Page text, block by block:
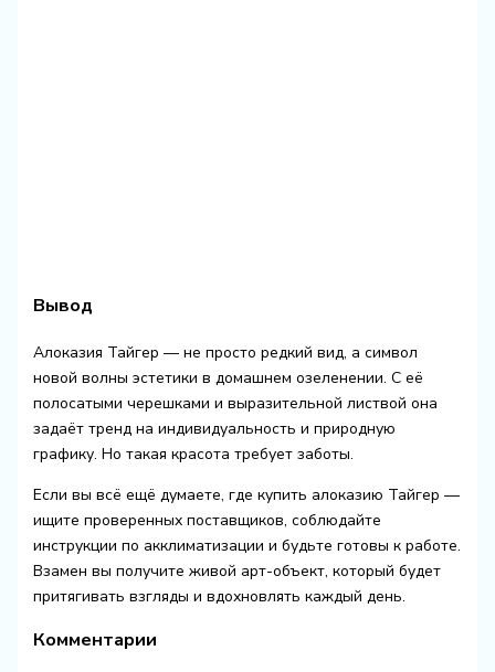
Вывод
Алоказия Тайгер — не просто редкий вид, а символ
новой волны эстетики в домашнем озеленении. С её
полосатыми черешками и выразительной листвой она
задаёт тренд на индивидуальность и природную
графику. Но такая красота требует заботы.
Если вы всё ещё думаете, где купить алоказию Тайгер —
ищите проверенных поставщиков, соблюдайте
инструкции по акклиматизации и будьте готовы к работе.
Взамен вы получите живой арт-объект, который будет
притягивать взгляды и вдохновлять каждый день.
Комментарии